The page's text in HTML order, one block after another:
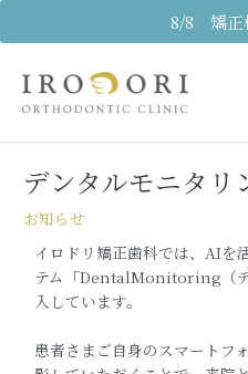
8/8 矯正
容
デンタルモニタリ
お知らせ
イロドリ矯正歯科では、AIを
テム「DentalMonitoring（
入しています。
患者さまご自身のスマートフ